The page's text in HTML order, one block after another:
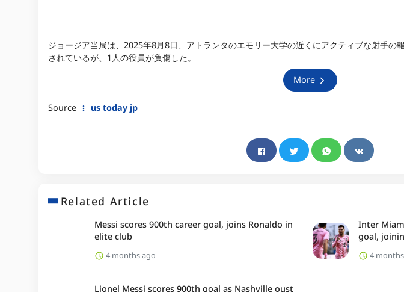
ジョージア当局は、2025年8月8日、アトランタのエモリー大学の近くにアクティブな射手の
されているが、1人の役員が負傷した。
More
Source us today jp
Related Article
Messi scores 900th career goal, joins Ronaldo in
elite club
4 months ago
Inter
goal,
4
Lionel Messi scores 900th goal as Nashville oust